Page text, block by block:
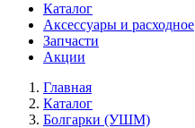
Каталог
Аксессуары и расходное
Запчасти
Акции
Главная
Каталог
Болгарки (УШМ)